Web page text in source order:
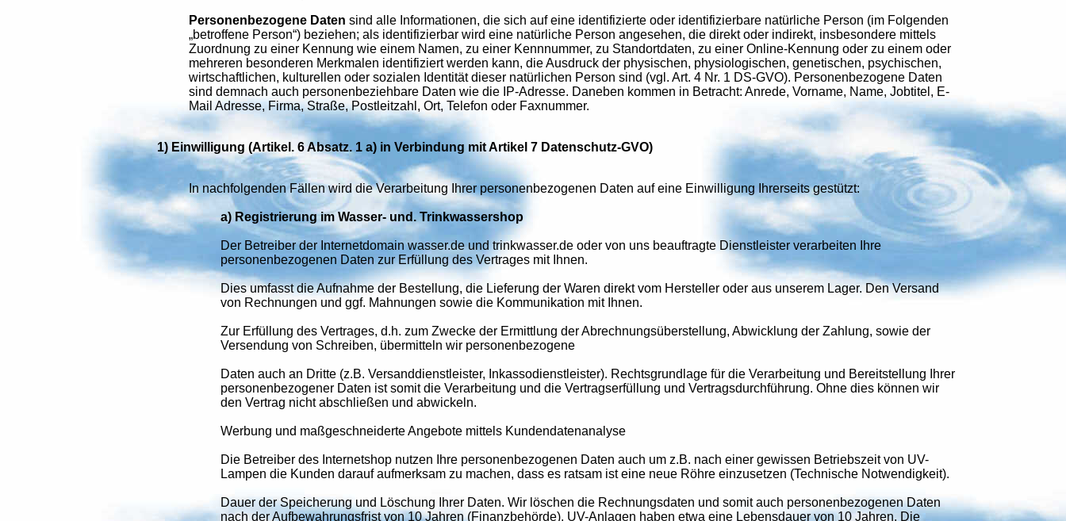
Personenbezogene Daten sind alle Informationen, die sich auf eine identifizierte oder identifizierbare natürliche Person (im Folgenden
„betroffene Person“) beziehen; als identifizierbar wird eine natürliche Person angesehen, die direkt oder indirekt, insbesondere mittels
Zuordnung zu einer Kennung wie einem Namen, zu einer Kennnummer, zu Standortdaten, zu einer Online-Kennung oder zu einem oder
mehreren besonderen Merkmalen identifiziert werden kann, die Ausdruck der physischen, physiologischen, genetischen, psychischen,
wirtschaftlichen, kulturellen oder sozialen Identität dieser natürlichen Person sind (vgl. Art. 4 Nr. 1 DS-GVO). Personenbezogene Daten
sind demnach auch personenbeziehbare Daten wie die IP-Adresse. Daneben kommen in Betracht: Anrede, Vorname, Name, Jobtitel, E-
Mail Adresse, Firma, Straße, Postleitzahl, Ort, Telefon oder Faxnummer.
1) Einwilligung (Artikel. 6 Absatz. 1 a) in Verbindung mit Artikel 7 Datenschutz-GVO)
In nachfolgenden Fällen wird die Verarbeitung Ihrer personenbezogenen Daten auf eine Einwilligung Ihrerseits gestützt:
a) Registrierung im Wasser- und. Trinkwassershop
Der Betreiber der Internetdomain wasser.de und trinkwasser.de oder von uns beauftragte Dienstleister verarbeiten Ihre
personenbezogenen Daten zur Erfüllung des Vertrages mit Ihnen.
Dies umfasst die Aufnahme der Bestellung, die Lieferung der Waren direkt vom Hersteller oder aus unserem Lager. Den Versand
von Rechnungen und ggf. Mahnungen sowie die Kommunikation mit Ihnen.
Zur Erfüllung des Vertrages, d.h. zum Zwecke der Ermittlung der Abrechnungsüberstellung, Abwicklung der Zahlung, sowie der
Versendung von Schreiben, übermitteln wir personenbezogene
Daten auch an Dritte (z.B. Versanddienstleister, Inkassodienstleister). Rechtsgrundlage für die Verarbeitung und Bereitstellung Ihrer
personenbezogener Daten ist somit die Verarbeitung und die Vertragserfüllung und Vertragsdurchführung. Ohne dies können wir
den Vertrag nicht abschließen und abwickeln.
Werbung und maßgeschneiderte Angebote mittels Kundendatenanalyse
Die Betreiber des Internetshop nutzen Ihre personenbezogenen Daten auch um z.B. nach einer gewissen Betriebszeit von UV-
Lampen die Kunden darauf aufmerksam zu machen, dass es ratsam ist eine neue Röhre einzusetzen (Technische Notwendigkeit).
Dauer der Speicherung und Löschung Ihrer Daten. Wir löschen die Rechnungsdaten und somit auch personenbezogenen Daten
nach der Aufbewahrungsfrist von 10 Jahren (Finanzbehörde). UV-Anlagen haben etwa eine Lebensdauer von 10 Jahren. Die